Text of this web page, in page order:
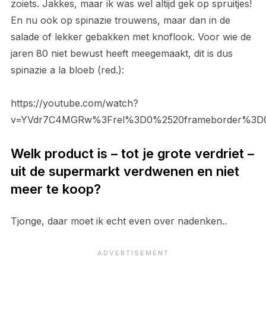
zoiets. Jakkes, maar ik was wel altijd gek op spruitjes!
En nu ook op spinazie trouwens, maar dan in de
salade of lekker gebakken met knoflook. Voor wie de
jaren 80 niet bewust heeft meegemaakt, dit is dus
spinazie a la bloeb (red.):
https://youtube.com/watch?
Welk product is – tot je grote verdriet –
uit de supermarkt verdwenen en niet
meer te koop?
Tjonge, daar moet ik echt even over nadenken..